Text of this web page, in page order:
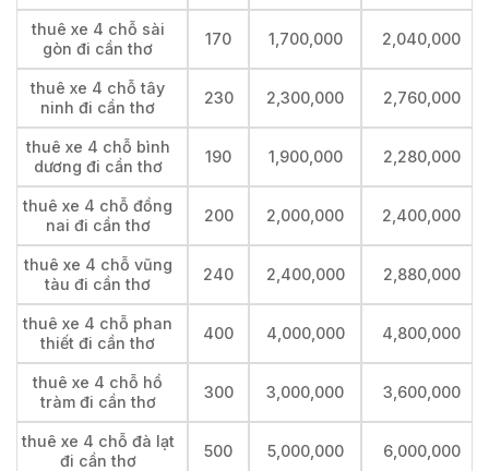
thuê xe 4 chỗ sài
gòn đi cần thơ
170 1,700,000 2,040,000
thuê xe 4 chỗ tây
ninh đi cần thơ
230 2,300,000 2,760,000
thuê xe 4 chỗ bình
dương đi cần thơ
190 1,900,000 2,280,000
thuê xe 4 chỗ đồng
nai đi cần thơ
200 2,000,000 2,400,000
thuê xe 4 chỗ vũng
tàu đi cần thơ
240 2,400,000 2,880,000
thuê xe 4 chỗ phan
thiết đi cần thơ
400 4,000,000 4,800,000
thuê xe 4 chỗ hồ
tràm đi cần thơ
300 3,000,000 3,600,000
thuê xe 4 chỗ đà lạt
đi cần thơ
500 5,000,000 6,000,000